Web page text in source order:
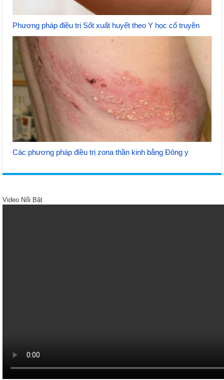
Phương pháp điều trị Sốt xuất huyết theo Y học cổ truyền
Các phương pháp điều trị zona thần kinh bằng Đông y
Video Nổi Bật